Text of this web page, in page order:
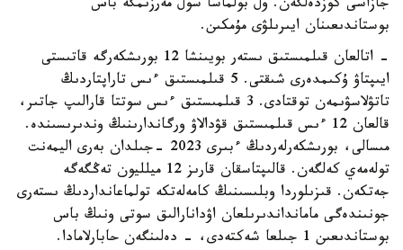
جازاسى كوزدەلگەن. ول بولماسا سول مەرزىمگە باس
بوستاندىعىنان ايىرىلۋى مۇمكىن.
- اتالعان قىلمىستىق ىستەر بويىنشا 12 بورىشكەرگە قاتىستى
ايىپتاۋ ۇكىمدەرى شىقتى. 5 قىلمىستىق ءىس تاراپتاردىڭ
تاتۋلاسۋىمەن توقتادى. 3 قىلمىستىق ءىس سوتتا قارالىپ جاتىر،
قالعان 12 ءىس قىلمىستىق قۋدالاۋ ورگاندارىنىڭ وندىرىسىندە.
مىسالى، بورىشكەرلەردىڭ ءبىرى 2023 -جىلدان بەرى اليمەنت
تولەمەي كەلگەن. قالىپتاسقان قارىز 12 ميلليون تەڭگەگە
جەتكەن. قىزىلوردا وبلىسىنىڭ كامەلەتكە تولماعانداردىڭ ىستەرى
جونىندەگى مامانداندىرىلعان اۋدانارالىق سوتى ونىڭ باس
بوستاندىعىن 1 جىلعا شەكتەدى، - دەلىنگەن حابارلامادا.